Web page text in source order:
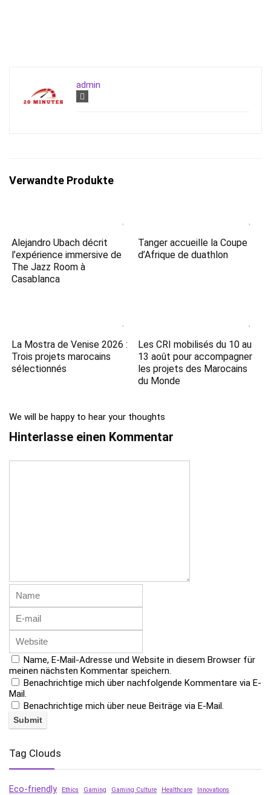
admin
Verwandte Produkte
Alejandro Ubach décrit
l’expérience immersive de
The Jazz Room à
Casablanca
Tanger accueille la Coupe
d’Afrique de duathlon
La Mostra de Venise 2026 :
Trois projets marocains
sélectionnés
Les CRI mobilisés du 10 au
13 août pour accompagner
les projets des Marocains
du Monde
We will be happy to hear your thoughts
Hinterlasse einen Kommentar
Name, E-Mail-Adresse und Website in diesem Browser für
meinen nächsten Kommentar speichern.
Benachrichtige mich über nachfolgende Kommentare via E-
Mail.
Benachrichtige mich über neue Beiträge via E-Mail.
Tag Clouds
Eco-friendly Ethics Gaming Gaming Culture Healthcare
Innovations